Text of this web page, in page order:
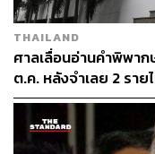
THAILAND
ศาลเลื่อนอ่านคำพิพา
ต.ค. หลังจำเลย 2 รา
พิเชษฐ์’